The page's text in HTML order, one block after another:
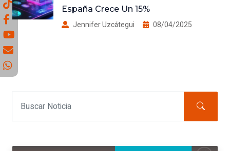
España Crece Un 15%
Jennifer Uzcátegui 08/04/2025